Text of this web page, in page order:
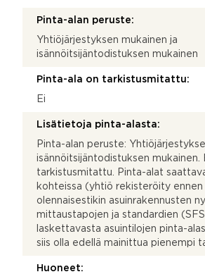
Pinta-alan peruste:
Yhtiöjärjestyksen mukainen ja
isännöitsijäntodistuksen mukainen
Pinta-ala on tarkistusmitattu:
Ei
Lisätietoja pinta-alasta:
Pinta-alan peruste:
isännöitsijäntodistuksen mukainen.
tarkistusmitattu. Pinta-alat
kohteissa (yhtiö rekisteröity ennen
olennaisestikin asuinrakennusten
mittaustapojen ja standardien
laskettavasta asuintilojen pinta-
siis olla edellä mainittua pienempi
Huoneet: